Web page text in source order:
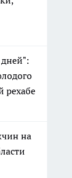
рехабе
на